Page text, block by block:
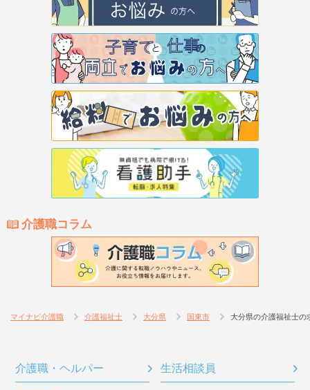
介護職コラム
マイナビ介護職 介護福祉士 大分県 国東市 大分県の介護福祉士の
介護職・ヘルパー 生活相談員